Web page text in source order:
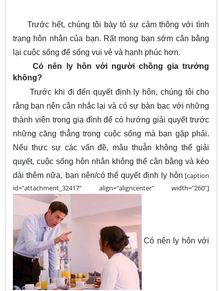
Trước hết, chúng tôi bày tỏ sự cảm thông với tình
trạng hôn nhân của bạn. Rất mong bạn sớm cân bằng
lại cuộc sống để sống vui vẻ và hạnh phúc hơn.
Có nên ly hôn với người chồng gia trưởng
không?
Trước khi đi đến quyết định ly hôn, chúng tôi cho
rằng bạn nên cân nhắc lại và có sự bàn bạc với những
thành viên trong gia đình để có hướng giải quyết trước
những căng thẳng trong cuộc sống mà bạn gặp phải.
Nếu thực sự các vấn đề, mâu thuẫn không thể giải
quyết, cuộc sống hôn nhân không thể cân bằng và kéo
dài thêm nữa, bạn nên/có thể quyết định ly hôn [caption
id="attachment_32417" align="aligncenter" width="260"]
Có nên ly hôn với